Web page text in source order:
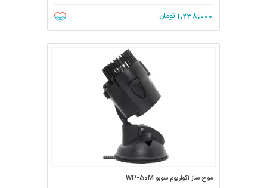
1,238,000 تومان
موج ساز آکواریوم سوبو WP-50M